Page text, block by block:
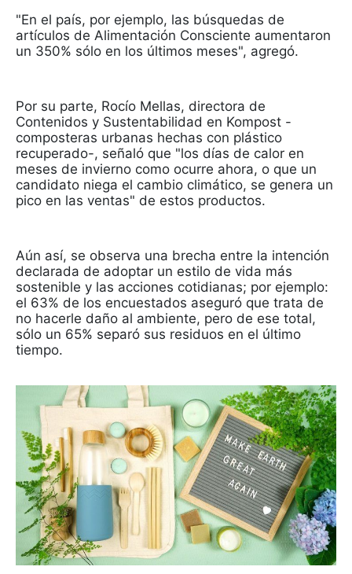
"En el país, por ejemplo, las búsquedas de
artículos de Alimentación Consciente aumentaron
un 350% sólo en los últimos meses", agregó.
Por su parte, Rocío Mellas, directora de
Contenidos y Sustentabilidad en Kompost -
composteras urbanas hechas con plástico
recuperado-, señaló que "los días de calor en
meses de invierno como ocurre ahora, o que un
candidato niega el cambio climático, se genera un
pico en las ventas" de estos productos.
Aún así, se observa una brecha entre la intención
declarada de adoptar un estilo de vida más
sostenible y las acciones cotidianas; por ejemplo:
el 63% de los encuestados aseguró que trata de
no hacerle daño al ambiente, pero de ese total,
sólo un 65% separó sus residuos en el último
tiempo.